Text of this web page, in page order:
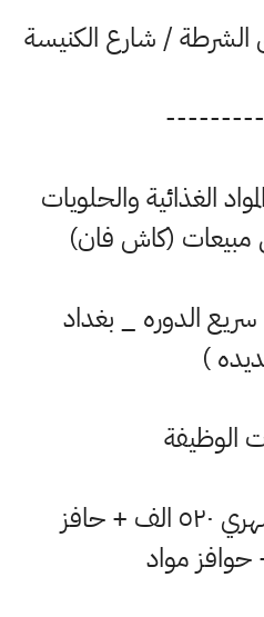
/ شارع الكنيسة
والحلويات
(كاش فان)
الدوره _ بغداد
)
الراتب الاسمي الشهري ٥٢٠ الف + حافز
مواد